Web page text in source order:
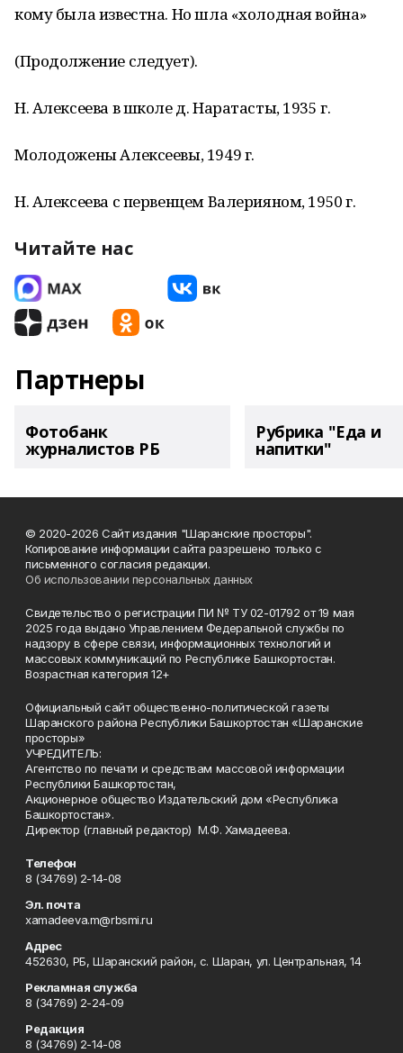
кому была известна. Но шла «холодная война»
(Продолжение следует).
Н. Алексеева в школе д. Наратасты, 1935 г.
Молодожены Алексеевы, 1949 г.
Н. Алексеева с первенцем Валерияном, 1950 г.
Читайте нас
Партнеры
Фотобанк
журналистов РБ
Рубрика "Еда и
напитки"
© 2020-2026 Сайт издания "Шаранские просторы".
Копирование информации сайта разрешено только с
письменного согласия редакции.
Об использовании персональных данных
Свидетельство о регистрации ПИ № ТУ 02-01792 от 19 мая
2025 года выдано Управлением Федеральной службы по
надзору в сфере связи, информационных технологий и
массовых коммуникаций по Республике Башкортостан.
Возрастная категория 12+
Официальный сайт общественно-политической газеты
Шаранского района Республики Башкортостан «Шаранские
просторы»
УЧРЕДИТЕЛЬ:
Агентство по печати и средствам массовой информации
Республики Башкортостан,
Акционерное общество Издательский дом «Республика
Башкортостан».
Директор (главный редактор) М.Ф. Хамадеева.
Телефон
8 (34769) 2-14-08
Эл. почта
xamadeeva.m@rbsmi.ru
Адрес
452630, РБ, Шаранский район, с. Шаран, ул. Центральная, 14
Рекламная служба
8 (34769) 2-24-09
Редакция
8 (34769) 2-14-08